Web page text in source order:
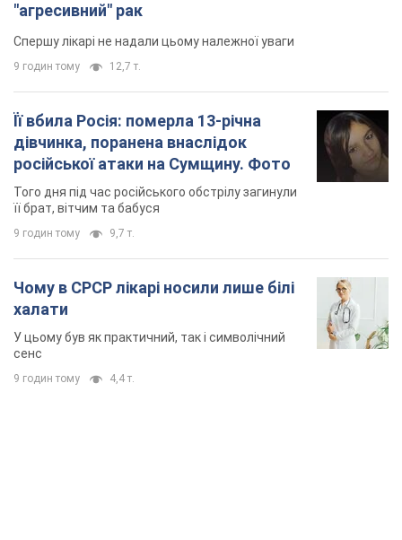
"агресивний" рак
Спершу лікарі не надали цьому належної уваги
9 годин тому 12,7 т.
Її вбила Росія: померла 13-річна
дівчинка, поранена внаслідок
російської атаки на Сумщину. Фото
Того дня під час російського обстрілу загинули
її брат, вітчим та бабуся
9 годин тому 9,7 т.
Чому в СРСР лікарі носили лише білі
халати
У цьому був як практичний, так і символічний
сенс
9 годин тому 4,4 т.